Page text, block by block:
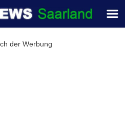
der Werbung